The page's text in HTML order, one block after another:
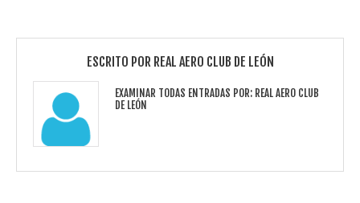
ESCRITO POR REAL AERO CLUB DE LEÓN
EXAMINAR TODAS ENTRADAS POR: REAL AERO CLUB
DE LEÓN